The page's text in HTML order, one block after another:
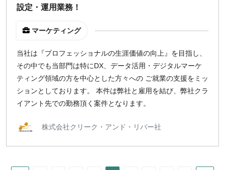
設定・運用業務！
マーケティング
当社は『プロフェッショナルの生涯価値の向上』を目指し、
その中でも当部門は特にDX、データ活用・デジタルマーケ
ティング領域の方を中心とした方々への ご就業の支援をミッ
ションとしております。 本件は弊社と雇用を結び、弊社クラ
イアント先での勤務頂く案件となります。
株式会社クリーク・アンド・リバー社